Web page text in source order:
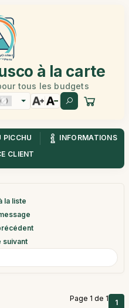
à la carte
tous les budgets
PICCHU
INFORMATIONS
CLIENT
la liste
suivant
Page 1 de 1 1